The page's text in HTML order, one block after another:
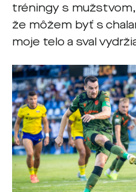
tréningy s
že môžem byť s
moje telo a sval